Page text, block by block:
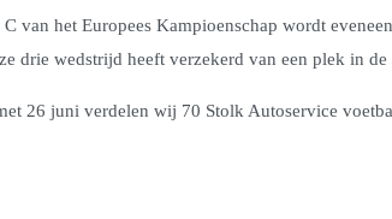
van het Europees Kampioenschap wordt
drie wedstrijd heeft verzekerd van een plek in
26 juni verdelen wij 70 Stolk Autoservice